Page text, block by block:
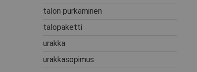
talon purkaminen
talopaketti
urakka
urakkasopimus